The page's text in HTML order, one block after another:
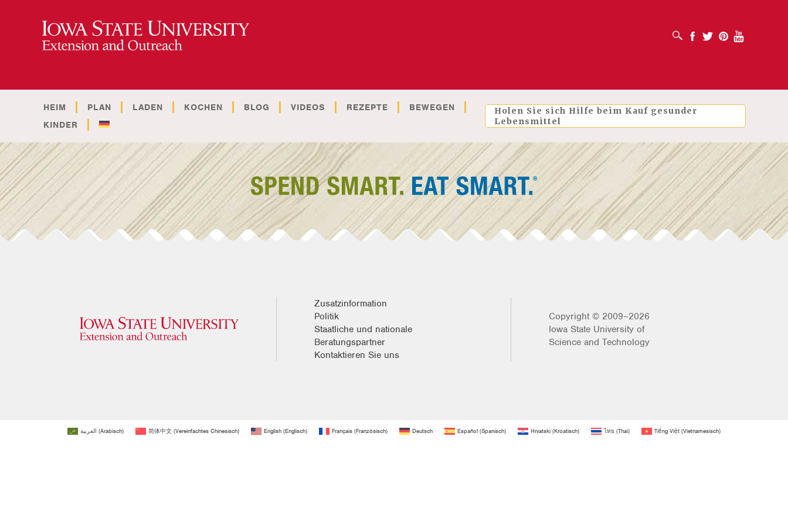
SUCHFELD ÖFFNENFacebook
Twitter PinterestYoutube
HEIM PLAN LADEN KOCHEN BLOG VIDEOS REZEPTE
BEWEGEN
KINDER
Holen Sie sich Hilfe beim Kauf gesunder
Lebensmittel
Zusatzinformation
Politik
Staatliche und nationale
Beratungspartner
Kontaktieren Sie uns
Copyright © 2009–2026
Iowa State University of
Science and Technology
العربية (Arabisch) 简体中文 (Vereinfachtes Chinesisch) English (Englisch) Français (Französisch) Deutsch Español (Spanisch) Hrvatski (Kroatisch) ไทย (Thai) Tiếng Việt (Vietnamesisch)